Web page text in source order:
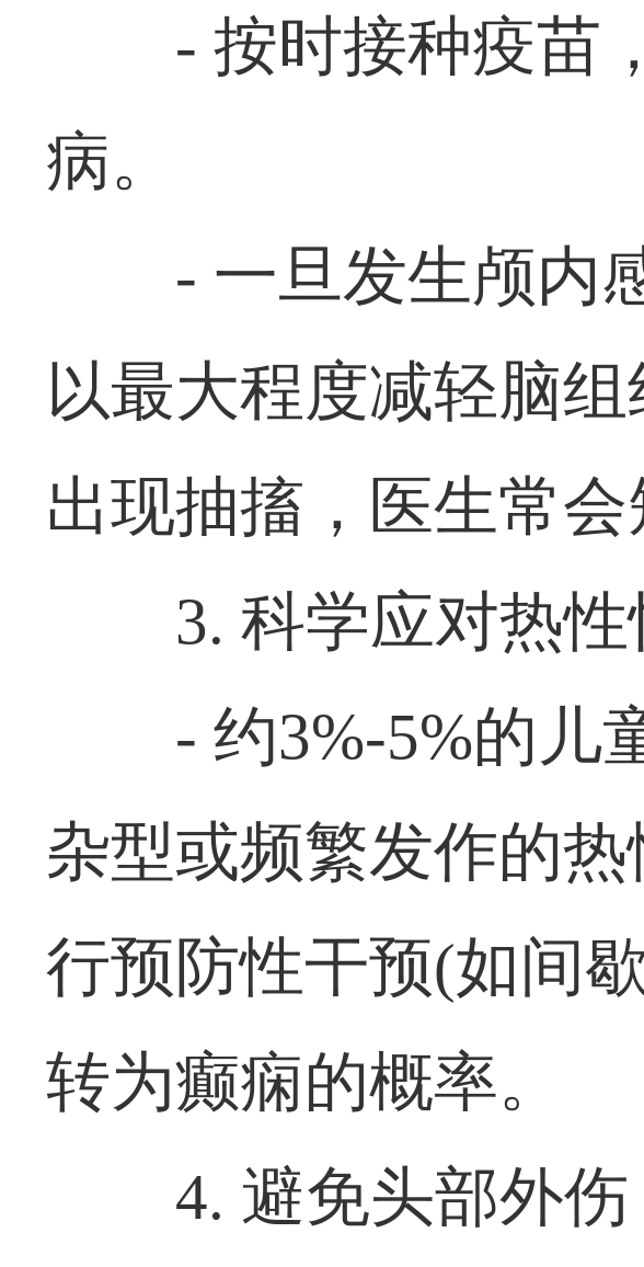
- 按时接种疫苗
病。
- 一旦发生颅内
以最大程度减轻脑
出现抽搐，医生常会
3. 科学应对热性
- 约3%-5%的儿
杂型或频繁发作的
行预防性干预(如间
转为癫痫的概率。
4. 避免头部外伤